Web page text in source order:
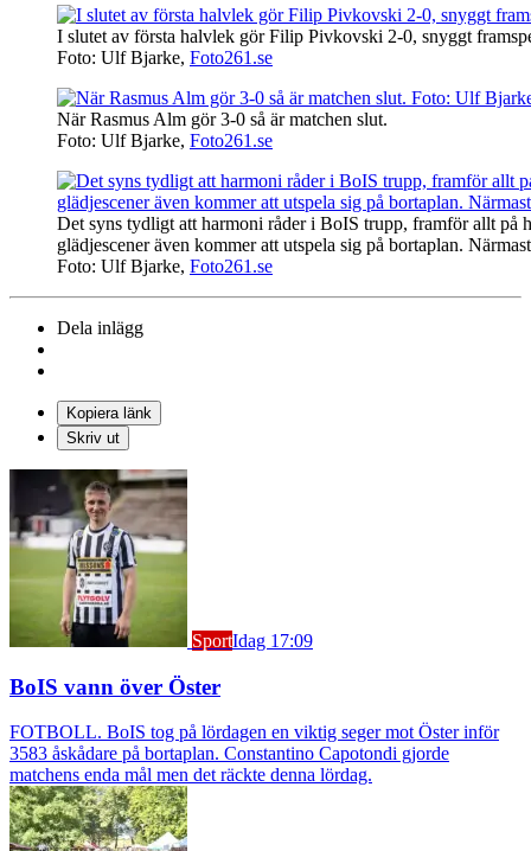
I slutet av första halvlek gör Filip Pivkovski 2-0, snyggt
Foto: Ulf Bjarke, Foto261.se
När Rasmus Alm gör 3-0 så är matchen slut.
Foto: Ulf Bjarke, Foto261.se
Det syns tydligt att harmoni råder i BoIS trupp, framför allt på
glädjescener även kommer att utspela sig på bortaplan.
Foto: Ulf Bjarke, Foto261.se
Dela inlägg
Kopiera länk
Skriv ut
SportIdag 17:09
BoIS vann över Öster
FOTBOLL. BoIS tog på lördagen en viktig seger mot Öster inför
3583 åskådare på bortaplan. Constantino Capotondi gjorde
matchens enda mål men det räckte denna lördag.